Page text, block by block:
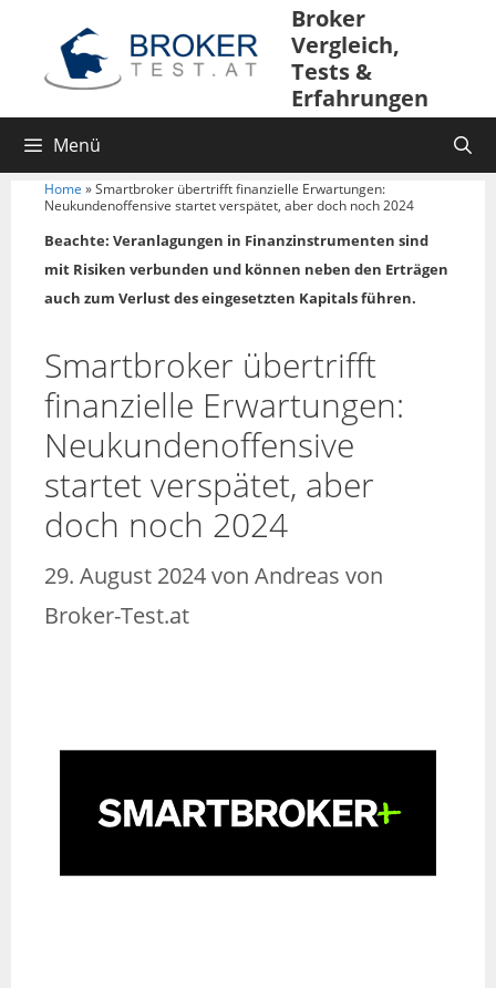
Broker
Vergleich,
Tests &
Erfahrungen
Menü
Home »Smartbroker übertrifft finanzielle Erwartungen:
Neukundenoffensive startet verspätet, aber doch noch 2024
Beachte: Veranlagungen in Finanzinstrumenten sind
mit Risiken verbunden und können neben den Erträgen
auch zum Verlust des eingesetzten Kapitals führen.
Smartbroker übertrifft
finanzielle Erwartungen:
Neukundenoffensive
startet verspätet, aber
doch noch 2024
29. August 2024von Andreas von
Broker-Test.at